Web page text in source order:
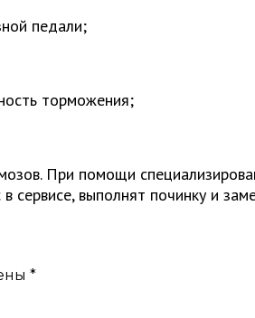
педали;
торможения;
При помощи
выполнят починку и
*